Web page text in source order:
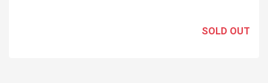
SOLD OUT